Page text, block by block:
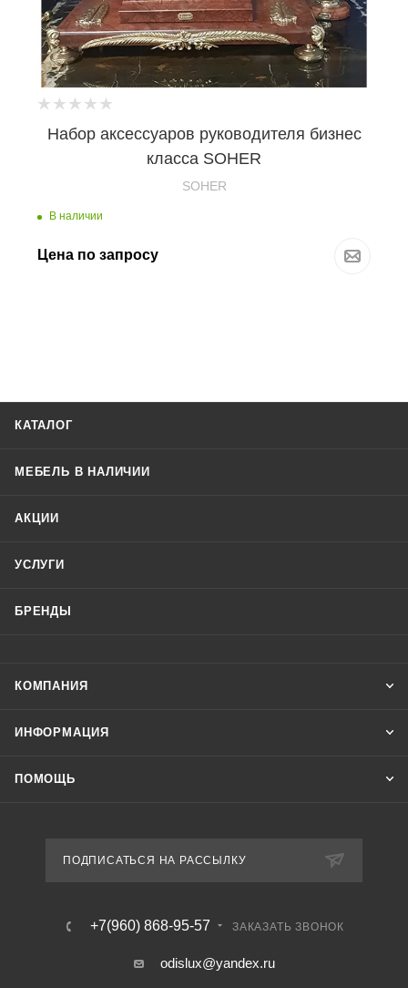
Набор аксессуаров руководителя бизнес
класса SOHER
SOHER
В наличии
Цена по запросу
КАТАЛОГ
МЕБЕЛЬ В НАЛИЧИИ
АКЦИИ
УСЛУГИ
БРЕНДЫ
КОМПАНИЯ
ИНФОРМАЦИЯ
ПОМОЩЬ
ПОДПИСАТЬСЯ НА РАССЫЛКУ
+7(960) 868-95-57 ЗАКАЗАТЬ ЗВОНОК
odislux@yandex.ru